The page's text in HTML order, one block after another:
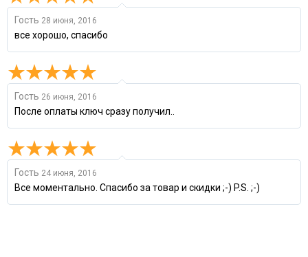
Гость 28 июня, 2016
все хорошо, спасибо
Гость 26 июня, 2016
После оплаты ключ сразу получил..
Гость 24 июня, 2016
Все моментально. Спасибо за товар и скидки ;-) P.S. ;-)